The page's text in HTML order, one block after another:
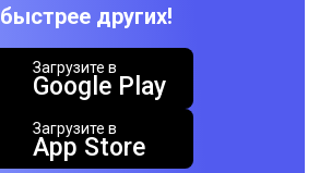
быстрее других!
Загрузите в
Google Play
Загрузите в
App Store